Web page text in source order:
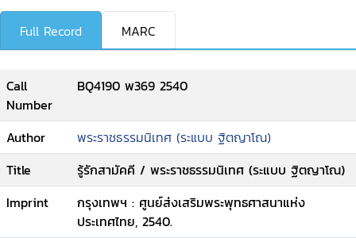
Full Record MARC
Call
Number
BQ4190 พ369 2540
Author
พระราชธรรมนิเทศ (ระแบบ ฐิตญาโณ)
Title
รู้รักสามัคคี / พระราชธรรมนิเทศ (ระแบบ ฐิตญาโณ)
Imprint
กรุงเทพฯ : ศูนย์ส่งเสริมพระพุทธศาสนาแห่ง
ประเทศไทย, 2540.